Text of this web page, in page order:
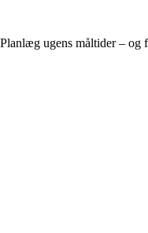
Planlæg ugens måltider – og